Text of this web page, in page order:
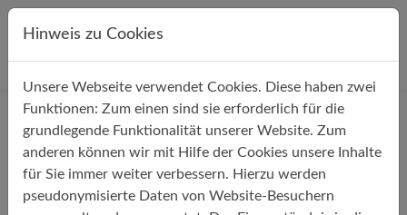
Direkt zur Hauptnavigation springen
Direkt zum Inhalt springen
StartseiteÜber uns Aktuelles
Hinweis zu Cookies
Unsere Webseite verwendet Cookies. Diese haben zwei
Funktionen: Zum einen sind sie erforderlich für die
grundlegende Funktionalität unserer Website. Zum
anderen können wir mit Hilfe der Cookies unsere Inhalte
für Sie immer weiter verbessern. Hierzu werden
pseudonymisierte Daten von Website-Besuchern